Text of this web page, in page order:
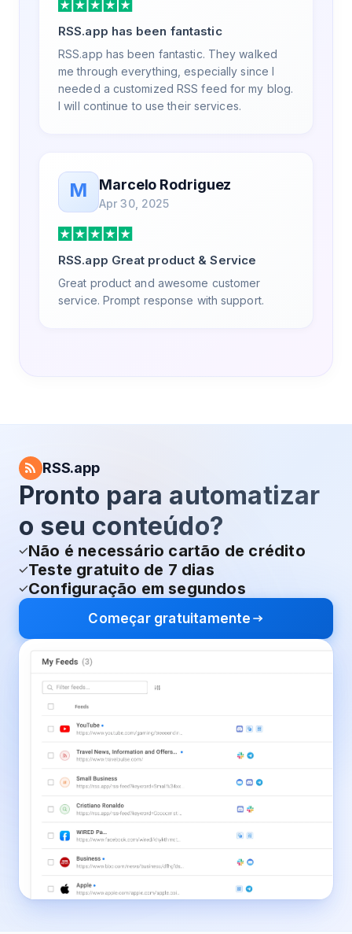
RSS.app has been fantastic
RSS.app has been fantastic. They walked
me through everything, especially since I
needed a customized RSS feed for my blog.
I will continue to use their services.
M Marcelo Rodriguez
Apr 30, 2025
RSS.app Great product & Service
Great product and awesome customer
service. Prompt response with support.
RSS.app
Pronto para automatizar
o seu conteúdo?
Não é necessário cartão de crédito
Teste gratuito de 7 dias
Configuração em segundos
Começar gratuitamente